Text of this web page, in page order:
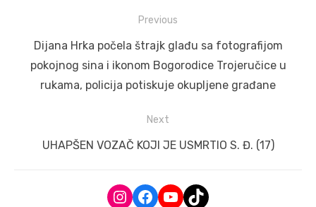
navigation
Previous
Previous
post:
Dijana Hrka počela štrajk glađu sa fotografijom
pokojnog sina i ikonom Bogorodice Trojeručice u
rukama, policija potiskuje okupljene građane
Next
Next
UHAPŠEN VOZAČ KOJI JE USMRTIO S. Đ. (17)
Instagram
Facebook
YouTube
TikTok